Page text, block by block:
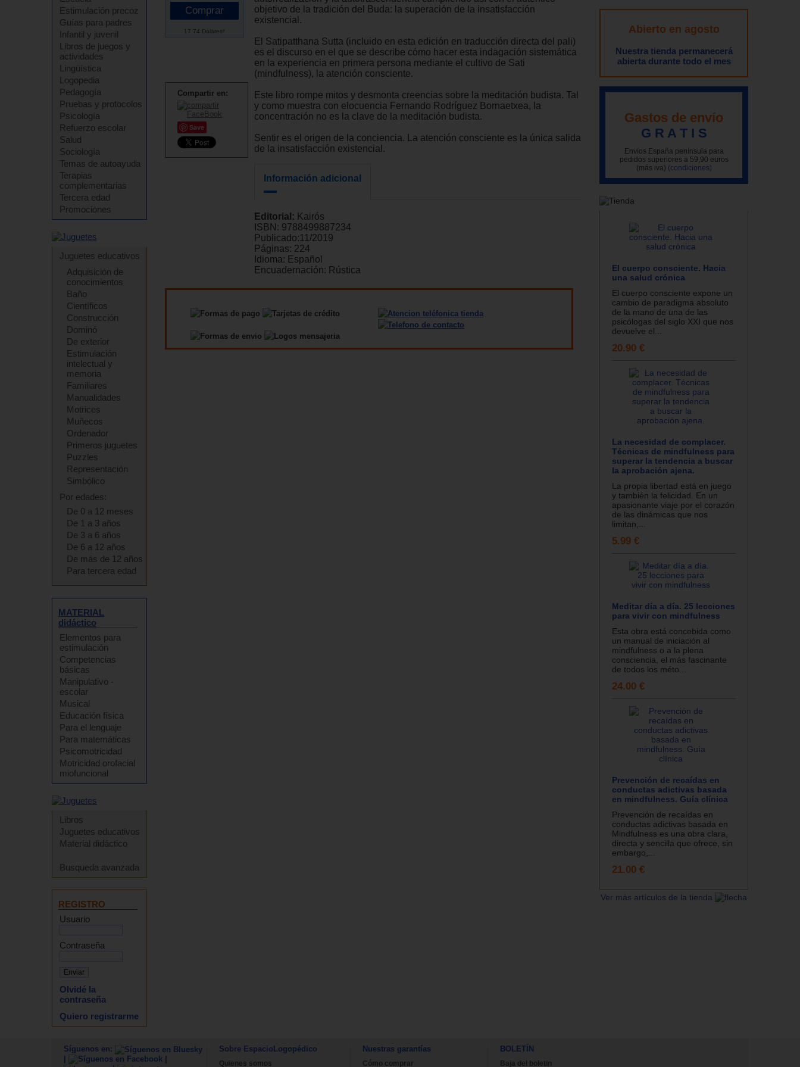
Estimulación precoz
Guías para padres
Infantil y juvenil
Libros de juegos y
actividades
Lingüística
Logopedia
Pedagogía
Pruebas y protocolos
Psicología
Refuerzo escolar
Salud
Sociología
Temas de autoayuda
Terapias
complementarias
Tercera edad
Promociones
Juguetes educativos
Adquisición de
conocimientos
Baño
Científicos
Construcción
Dominó
De exterior
Estimulación
intelectual y
memoria
Familiares
Manualidades
Motrices
Muñecos
Ordenador
Primeros juguetes
Puzzles
Representación
Simbólico
Por edades:
De 0 a 12 meses
De 1 a 3 años
De 3 a 6 años
De 6 a 12 años
De más de 12 años
Para tercera edad
MATERIAL
didáctico
Elementos para
estimulación
Competencias
básicas
Manipulativo -
escolar
Musical
Educación física
Para el lenguaje
Para matemáticas
Psicomotricidad
Motricidad orofacial
miofuncional
Libros
Juguetes educativos
Material didáctico
Busqueda avanzada
REGISTRO
Usuario
Contraseña
Olvidé la
contraseña
Quiero registrarme
17.74 Dólares*
Compartir en:
Save
objetivo de la tradición del Buda: la superación de la insatisfacción
existencial.
El Satipatthana Sutta (incluido en esta edición en traducción directa del pali)
es el discurso en el que se describe cómo hacer esta indagación sistemática
en la experiencia en primera persona mediante el cultivo de Sati
(mindfulness), la atención consciente.
Este libro rompe mitos y desmonta creencias sobre la meditación budista. Tal
y como muestra con elocuencia Fernando Rodríguez Bornaetxea, la
concentración no es la clave de la meditación budista.
Sentir es el origen de la conciencia. La atención consciente es la única salida
de la insatisfacción existencial.
Información adicional
Editorial: Kairós
ISBN: 9788499887234
Publicado:11/2019
Páginas: 224
Idioma: Español
Encuadernación: Rústica
Abierto en agosto
Nuestra tienda permanecerá
abierta durante todo el mes
Gastos de envío
G R A T I S
Envíos España península para
pedidos superiores a 59,90 euros
(más iva) (condiciones)
El cuerpo consciente. Hacia
una salud crónica
El cuerpo consciente expone un
cambio de paradigma absoluto
de la mano de una de las
psicólogas del siglo XXI que nos
devuelve el...
20.90 €
La necesidad de complacer.
Técnicas de mindfulness para
superar la tendencia a buscar
la aprobación ajena.
La propia libertad está en juego
y también la felicidad. En un
apasionante viaje por el corazón
de las dinámicas que nos
limitan,...
5.99 €
Meditar día a día. 25 lecciones
para vivir con mindfulness
Esta obra está concebida como
un manual de iniciación al
mindfulness o a la plena
consciencia, el más fascinante
de todos los méto...
24.00 €
Prevención de recaídas en
conductas adictivas basada
en mindfulness. Guía clínica
Prevención de recaídas en
conductas adictivas basada en
Mindfulness es una obra clara,
directa y sencilla que ofrece, sin
embargo,...
21.00 €
Ver más artículos de la tienda
Síguenos en:
|
|
Sobre EspacioLogopédico
Quienes somos
Nuestras garantías
Cómo comprar
BOLETÍN
Baja del boletin